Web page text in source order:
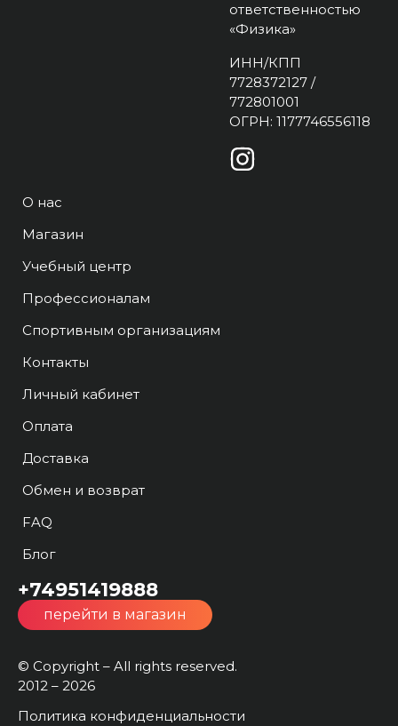
ответственностью
«Физика»
ИНН/КПП
7728372127 /
772801001
ОГРН: 1177746556118
О нас
Магазин
Учебный центр
Профессионалам
Спортивным организациям
Контакты
Личный кабинет
Оплата
Доставка
Обмен и возврат
FAQ
Блог
+74951419888
перейти в магазин
© Copyright – All rights reserved.
2012 – 2026
Политика конфиденциальности